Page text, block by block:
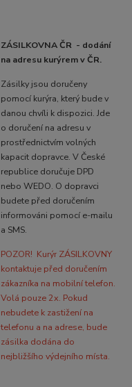
ZÁSILKOVNA ČR - dodání
na adresu kurýrem v ČR.
Zásilky jsou doručeny
pomocí kurýra, který bude v
danou chvíli k dispozici. Jde
o doručení na adresu v
prostřednictvím volných
kapacit dopravce. V České
republice doručuje DPD
nebo WEDO. O dopravci
budete před doručením
informováni pomocí e-mailu
a SMS.
POZOR! Kurýr ZÁSILKOVNY
kontaktuje před doručením
zákazníka na mobilní telefon.
Volá pouze 2x. Pokud
nebudete k zastižení na
telefonu a na adrese, bude
zásilka dodána do
nejbližšího výdejního místa.